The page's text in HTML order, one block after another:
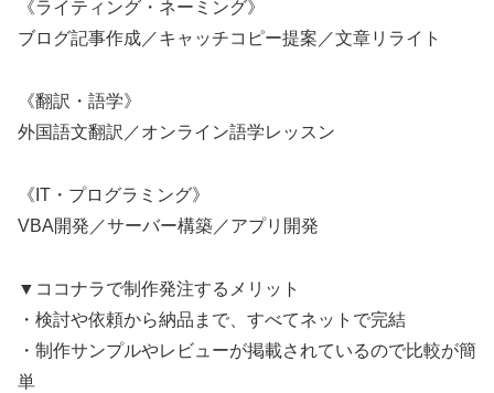
《ライティング・ネーミング》
ブログ記事作成／キャッチコピー提案／文章リライト
《翻訳・語学》
外国語文翻訳／オンライン語学レッスン
《IT・プログラミング》
VBA開発／サーバー構築／アプリ開発
▼ココナラで制作発注するメリット
・検討や依頼から納品まで、すべてネットで完結
・制作サンプルやレビューが掲載されているので比較が簡
単